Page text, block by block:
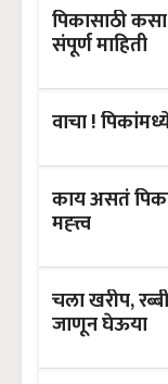
पिकासाठी कसा कराल विद्राव्य
संपूर्ण माहिती
काय असतं
मह्त्त्व
चला खरीप,
जाणून घेऊया